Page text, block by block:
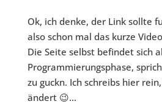
Ok, ich denke, der Link sollte
also schon mal das kurze
Die Seite selbst befindet sich
Programmierungsphase,
zu guckn. Ich schreibs hier
ändert 😉...